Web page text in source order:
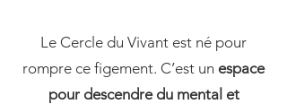
Le Cercle du Vivant est né pour
rompre ce figement. C’est un espace
pour descendre du mental et